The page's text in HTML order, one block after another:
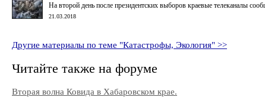
На второй день после президентских выборов краевые телеканалы
21.03.2018
Другие материалы по теме "Катастрофы, Экология" >>
Читайте также на форуме
Вторая волна Ковида в Хабаровском крае.